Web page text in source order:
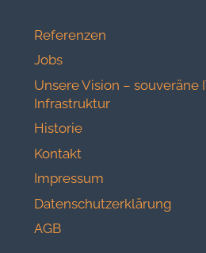
Referenzen
Jobs
Unsere Vision – souveräne
Infrastruktur
Historie
Kontakt
Impressum
Datenschutzerklärung
AGB